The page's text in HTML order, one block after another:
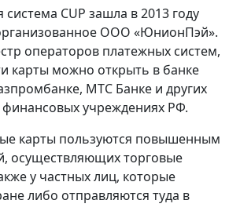
CUP зашла в 2013 году
ООО «ЮнионПэй».
операторов платежных систем,
карты можно открыть в банке
МТС Банке и других
учреждениях РФ.
карты пользуются повышенным
осуществляющих торговые
у частных лиц, которые
либо отправляются туда в